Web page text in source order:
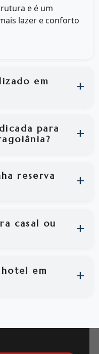
e é um
lazer e conforto
em
para
reserva
casal ou
em